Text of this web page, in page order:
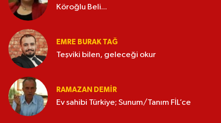
Köroğlu Beli...
EMRE BURAK TAĞ
Teşviki bilen, geleceği okur
RAMAZAN DEMİR
Ev sahibi Türkiye; Sunum/Tanım FİL’ce